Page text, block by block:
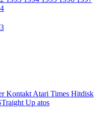
Kontakt Atari Times Hitdisk
Up atos